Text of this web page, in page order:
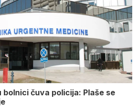
bolnici čuva policija: Plaše se